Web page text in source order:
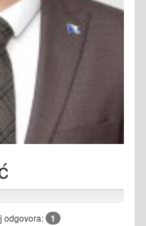
odgovora: 1